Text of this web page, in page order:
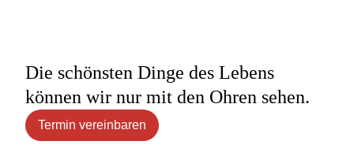
Die schönsten Dinge des Lebens
können wir nur mit den Ohren sehen.
Termin vereinbaren